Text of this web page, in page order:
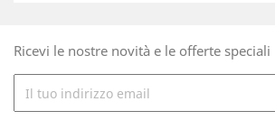
Ricevi le nostre novità e le offerte speciali